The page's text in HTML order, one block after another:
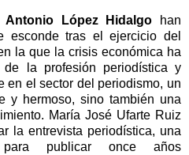
López Hidalgo han
esconde tras el ejercicio del
la que la crisis económica ha
de la profesión periodística y
en el sector del periodismo, un
y hermoso, sino también una
María José Ufarte Ruiz
la entrevista periodística, una
publicar once años